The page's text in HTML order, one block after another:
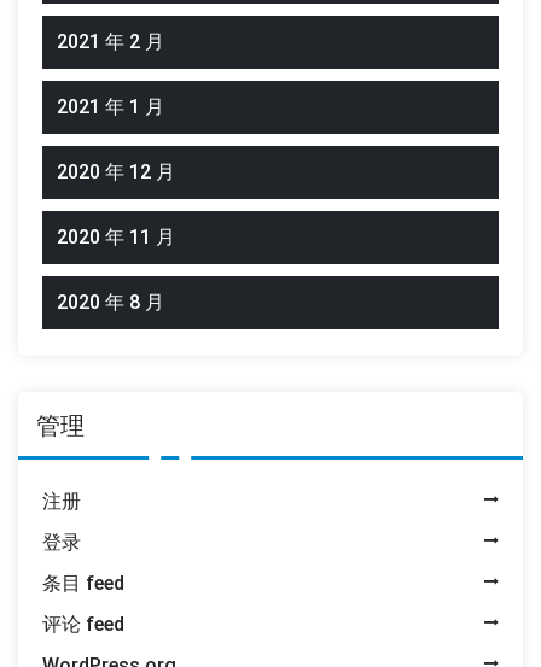
2021 年 2 月
2021 年 1 月
2020 年 12 月
2020 年 11 月
2020 年 8 月
管理
注册
登录
条目 feed
评论 feed